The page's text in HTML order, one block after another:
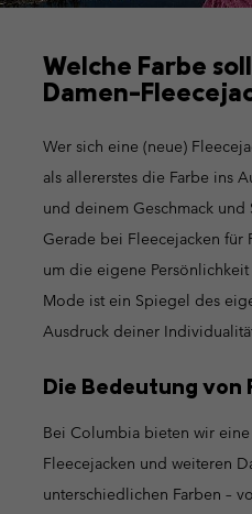
Welche Farbe
Damen-
Wer sich eine (neue)
als allererstes die Farbe ins
und deinem Geschmack
Gerade bei Fleecejacken für
um die eigene
Mode ist ein Spiegel des
Ausdruck deiner
Die Bedeutung von
Bei Columbia bieten wir
Fleecejacken und weiteren
unterschiedlichen Farben –